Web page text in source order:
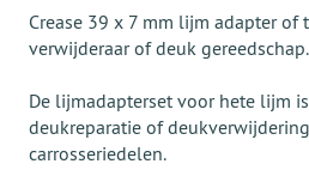
Crease 39 x 7 mm lijm adapter of
verwijderaar of deuk gereedschap.
De lijmadapterset voor hete lijm
deukreparatie of
carrosseriedelen.